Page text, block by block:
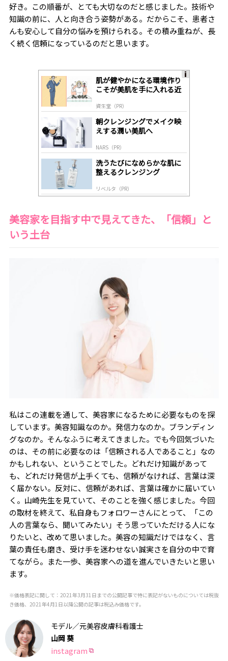
好き。この順番が、とても大切なのだと感じました。技術や
知識の前に、人と向き合う姿勢がある。だからこそ、患者さ
んも安心して自分の悩みを預けられる。その積み重ねが、長
く続く信頼になっているのだと思います。
肌が健やかになる環境作り
こそが美肌を手に入れる近
資生堂（PR）
朝クレンジングでメイク映
えする潤い美肌へ
NARS（PR）
洗うたびになめらかな肌に
整えるクレンジング
リベルタ（PR）
美容家を目指す中で見えてきた、「信頼」と
いう土台
私はこの連載を通して、美容家になるために必要なものを探
しています。美容知識なのか。発信力なのか。ブランディン
グなのか。そんなふうに考えてきました。でも今回気づいた
のは、その前に必要なのは「信頼される人であること」なの
かもしれない、ということでした。どれだけ知識があって
も、どれだけ発信が上手くても、信頼がなければ、言葉は深
く届かない。反対に、信頼があれば、言葉は確かに届いてい
く。山崎先生を見ていて、そのことを強く感じました。今回
の取材を終えて、私自身もフォロワーさんにとって、「この
人の言葉なら、聞いてみたい」そう思っていただける人にな
りたいと、改めて思いました。美容の知識だけではなく、言
葉の責任も磨き、受け手を迷わせない誠実さを自分の中で育
てながら。また一歩、美容家への道を進んでいきたいと思い
ます。
※価格表記に関して：2021年3月31日までの公開記事で特に表記がないものについては税抜
き価格、2021年4月1日以降公開の記事は税込み価格です。
モデル／元美容皮膚科看護士
山岡 葵
instagram